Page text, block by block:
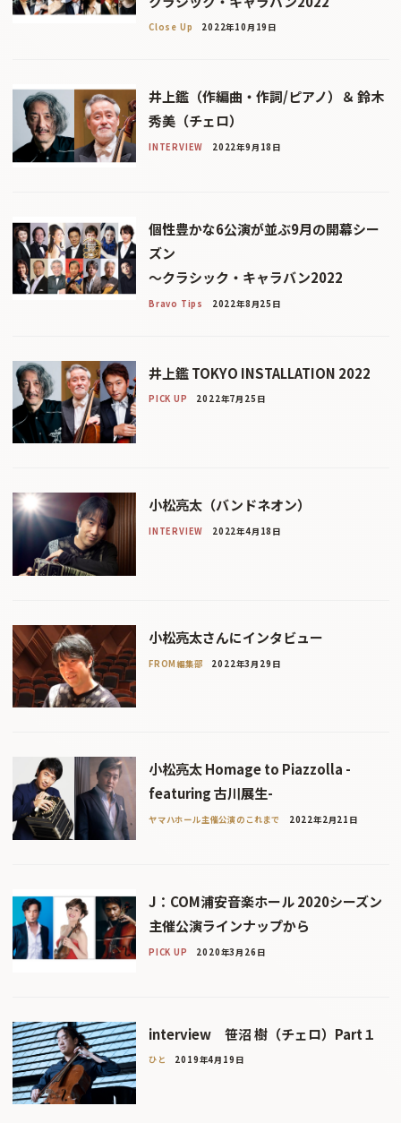
Close Up 2022年10月19日
井上鑑（作編曲・作詞/ピアノ）＆ 鈴木
秀美（チェロ）
INTERVIEW 2022年9月18日
個性豊かな6公演が並ぶ9月の開幕シー
ズン
〜クラシック・キャラバン2022
Bravo Tips 2022年8月25日
井上鑑 TOKYO INSTALLATION 2022
PICK UP 2022年7月25日
小松亮太（バンドネオン）
INTERVIEW 2022年4月18日
小松亮太さんにインタビュー
FROM編集部 2022年3月29日
小松亮太 Homage to Piazzolla -
featuring 古川展生-
ヤマハホール主催公演のこれまで 2022年2月21日
J：COM浦安音楽ホール 2020シーズン
主催公演ラインナップから
PICK UP 2020年3月26日
interview 笹沼 樹（チェロ）Part１
ひと 2019年4月19日